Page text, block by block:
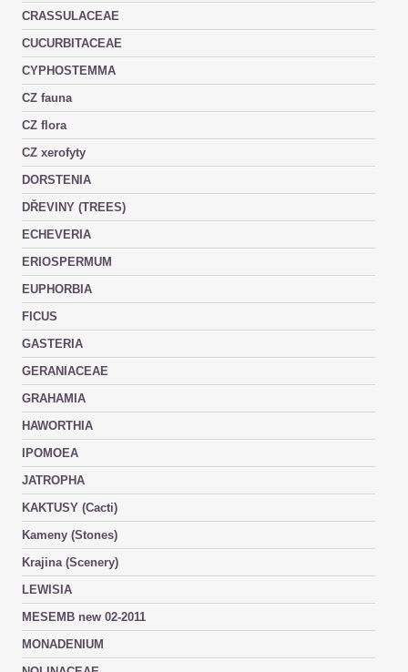
CRASSULACEAE
CUCURBITACEAE
CYPHOSTEMMA
CZ fauna
CZ flora
CZ xerofyty
DORSTENIA
DŘEVINY (TREES)
ECHEVERIA
ERIOSPERMUM
EUPHORBIA
FICUS
GASTERIA
GERANIACEAE
GRAHAMIA
HAWORTHIA
IPOMOEA
JATROPHA
KAKTUSY (Cacti)
Kameny (Stones)
Krajina (Scenery)
LEWISIA
MESEMB new 02-2011
MONADENIUM